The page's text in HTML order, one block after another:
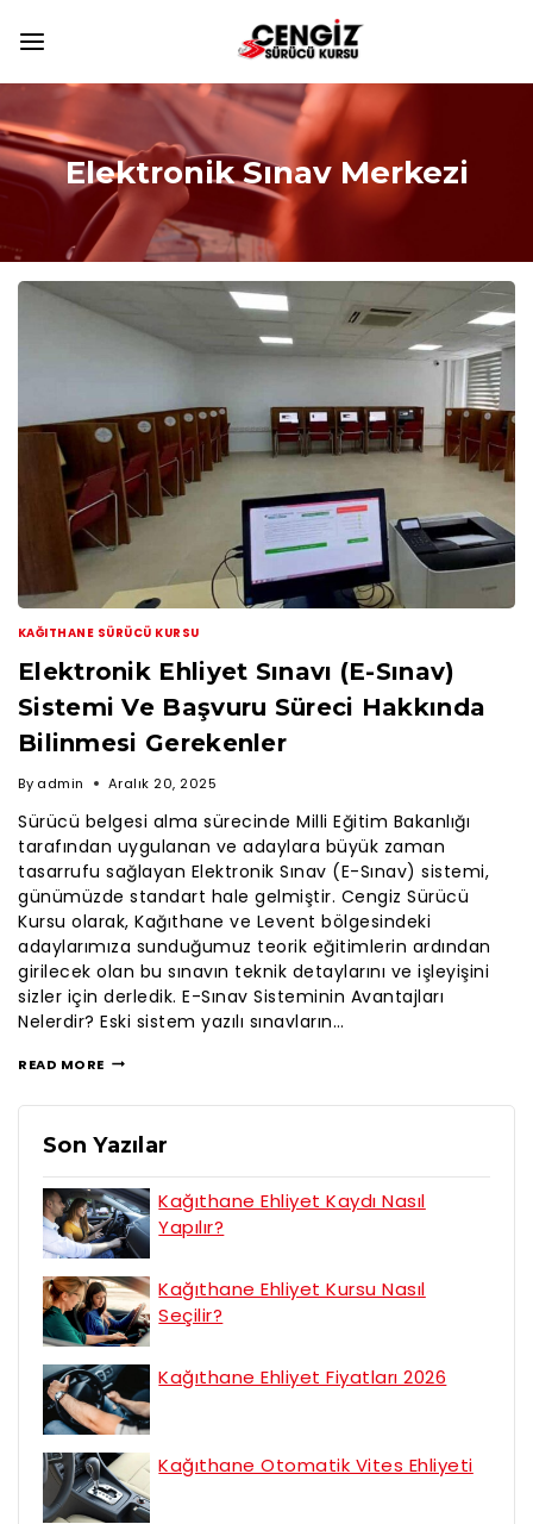
Elektronik Sınav Merkezi
KAĞITHANE SÜRÜCÜ KURSU
Elektronik Ehliyet Sınavı (E-Sınav)
Sistemi Ve Başvuru Süreci Hakkında
Bilinmesi Gerekenler
By admin Aralık 20, 2025
Sürücü belgesi alma sürecinde Milli Eğitim Bakanlığı
tarafından uygulanan ve adaylara büyük zaman
tasarrufu sağlayan Elektronik Sınav (E-Sınav) sistemi,
günümüzde standart hale gelmiştir. Cengiz Sürücü
Kursu olarak, Kağıthane ve Levent bölgesindeki
adaylarımıza sunduğumuz teorik eğitimlerin ardından
girilecek olan bu sınavın teknik detaylarını ve işleyişini
sizler için derledik. E-Sınav Sisteminin Avantajları
Nelerdir? Eski sistem yazılı sınavların…
READ MORE
Son Yazılar
Kağıthane Ehliyet Kaydı Nasıl
Yapılır?
Kağıthane Ehliyet Kursu Nasıl
Seçilir?
Kağıthane Ehliyet Fiyatları 2026
Kağıthane Otomatik Vites Ehliyeti